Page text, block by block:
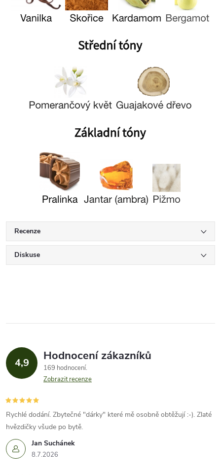
Recenze
Diskuse
4,9 Hodnocení zákazníků
169 hodnocení
Zobrazit recenze
Jan Suchánek
8.7.2026
Rychlé dodání. Zbytečné "dárky" které mě osobně obtěžují :-). Zlaté
hvězdičky všude po bytě.